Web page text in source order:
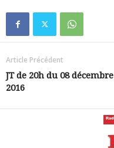
Article Précédent
JT de 20h du 08 décembre
2016